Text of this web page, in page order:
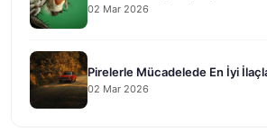
02 Mar 2026
Pirelerle Mücadelede En İyi
02 Mar 2026